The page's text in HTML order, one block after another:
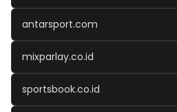
antarsport.com
mixparlay.co.id
sportsbook.co.id